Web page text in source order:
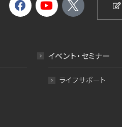
イベント・セミナー
ライフサポート